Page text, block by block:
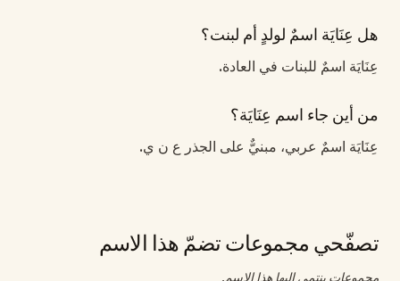
هل عِنَايَة اسمٌ لولدٍ أم لبنت؟
عِنَايَة اسمٌ للبنات في العادة.
من أين جاء اسم عِنَايَة؟
عِنَايَة اسمٌ عربي، مبنيٌّ على الجذر ع ن ي.
تصفّحي مجموعات تضمّ هذا الاسم
مجموعات ينتمي إليها هذا الاسم.